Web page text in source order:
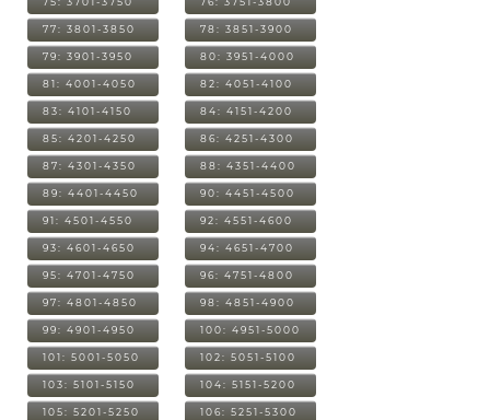
77: 3801-3850 78: 3851-3900
79: 3901-3950 80: 3951-4000
81: 4001-4050 82: 4051-4100
83: 4101-4150 84: 4151-4200
85: 4201-4250 86: 4251-4300
87: 4301-4350 88: 4351-4400
89: 4401-4450 90: 4451-4500
91: 4501-4550 92: 4551-4600
93: 4601-4650 94: 4651-4700
95: 4701-4750 96: 4751-4800
97: 4801-4850 98: 4851-4900
99: 4901-4950 100: 4951-5000
101: 5001-5050 102: 5051-5100
103: 5101-5150 104: 5151-5200
105: 5201-5250 106: 5251-5300